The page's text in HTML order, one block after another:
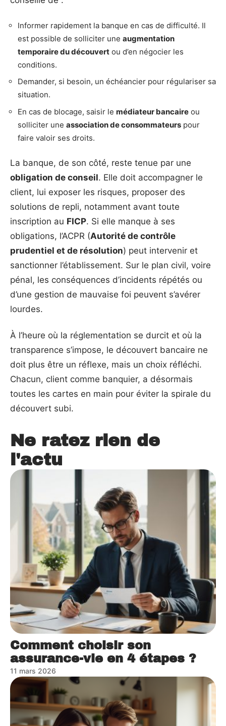
Informer rapidement la banque en cas de difficulté. Il
est possible de solliciter une augmentation
temporaire du découvert ou d’en négocier les
conditions.
Demander, si besoin, un échéancier pour régulariser sa
situation.
En cas de blocage, saisir le médiateur bancaire ou
solliciter une association de consommateurs pour
faire valoir ses droits.
La banque, de son côté, reste tenue par une
obligation de conseil. Elle doit accompagner le
client, lui exposer les risques, proposer des
solutions de repli, notamment avant toute
inscription au FICP. Si elle manque à ses
obligations, l’ACPR (Autorité de contrôle
prudentiel et de résolution) peut intervenir et
sanctionner l’établissement. Sur le plan civil, voire
pénal, les conséquences d’incidents répétés ou
d’une gestion de mauvaise foi peuvent s’avérer
lourdes.
À l’heure où la réglementation se durcit et où la
transparence s’impose, le découvert bancaire ne
doit plus être un réflexe, mais un choix réfléchi.
Chacun, client comme banquier, a désormais
toutes les cartes en main pour éviter la spirale du
découvert subi.
Ne ratez rien de
l'actu
Comment choisir son
assurance-vie en 4 étapes ?
11 mars 2026